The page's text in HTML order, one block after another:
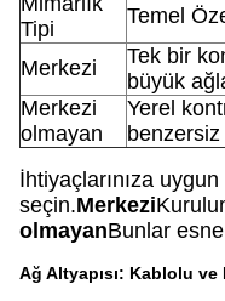
Tipi
Temel
Merkezi
Tek bir
büyük
Merkezi
olmayan
Yerel
İhtiyaçlarınıza
seçin.Merkezi
olmayanBunlar
Ağ Altyapısı: Kablolu